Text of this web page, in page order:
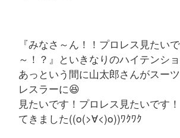
『みなさ～ん！！プロレス見たい
～！？』といきなりのハイテンシ
あっという間に山太郎さんがスー
レスラーに😆
見たいです！プロレス見たいです
てきました((o(>∀<)o))ﾜｸﾜｸ